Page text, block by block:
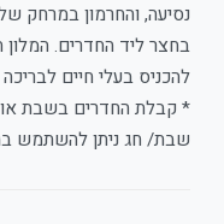
בחצר ליד החדרים. המלון
להכניס בעלי חיים
* קבלת החדרים בשבת
שבת/ חג ניתן להשתמש